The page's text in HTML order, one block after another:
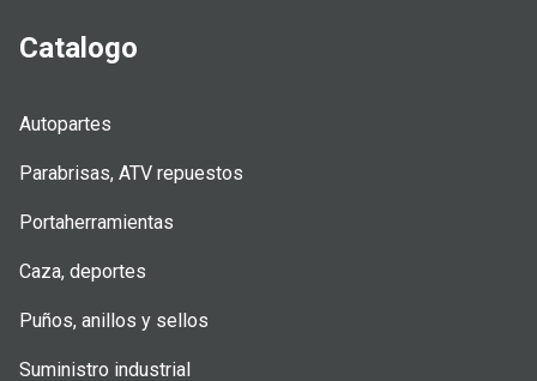
Catalogo
Autopartes
Parabrisas, ATV repuestos
Portaherramientas
Caza, deportes
Puños, anillos y sellos
Suministro industrial